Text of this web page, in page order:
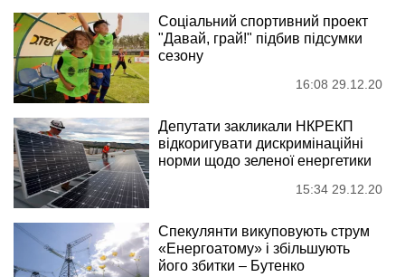
Соціальний спортивний проект
"Давай, грай!" підбив підсумки
сезону
16:08 29.12.20
Депутати закликали НКРЕКП
відкоригувати дискримінаційні
норми щодо зеленої енергетики
15:34 29.12.20
Спекулянти викуповують струм
«Енергоатому» і збільшують
його збитки – Бутенко